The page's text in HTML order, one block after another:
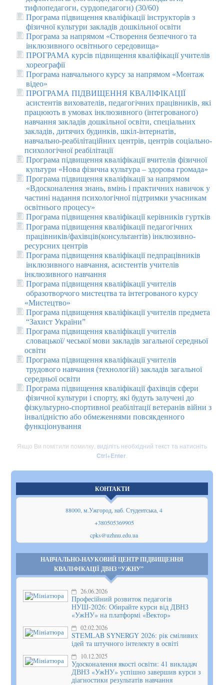
тифлопедагоги, сурдопедагоги) (30/60)
Програма підвищення кваліфікації інструкторів з
фізичної культури закладів дошкільної освіти
Програма за напрямом «Створення безпечного та
інклюзивного освітнього середовища»
ПРОГРАМА курсів підвищення кваліфікації учителів
хореографії
Програма навчального курсу за напрямом «Монтаж
відео»
ПРОГРАМА ПІДВИЩЕННЯ КВАЛІФІКАЦІЇ
асистентів вихователів, педагогічних працівників, які
працюють в умовах інклюзивного (інтегрованого)
навчання закладів дошкільної освіти, спеціальних
закладів, дитячих будинків, шкіл-інтернатів,
навчально-реабілітаційних центрів, центрів соціально-
психологічної реабілітації
Програма підвищення кваліфікації вчителів фізичної
культури «Нова фізична культура – здорова громада»
Програма підвищення кваліфікації за напрямом
«Вдосконалення знань, вмінь і практичних навичок у
частині надання психологічної підтримки учасникам
освітнього процесу»
Програма підвищення кваліфікації керівників гуртків
Програма підвищення кваліфікації педагогічних
працівників/фахівців(консультантів) інклюзивно-
ресурсних центрів
Програма підвищення кваліфікації педпрацівників
інклюзивного навчання, асистентів учителів
інклюзивного навчання
Програма підвищення кваліфікації учителів
образотворчого мистецтва та інтегрованого курсу
«Мистецтво»
Програма підвищення кваліфікації учителів предмета
“Захист України”
Програма підвищення кваліфікації учителів
словацької/ чеської мови закладів загальної середньої
освіти
Програма підвищення кваліфікації учителів
трудового навчання (технологій) закладів загальної
середньої освіти
Програма підвищення кваліфікації фахівців сфери
фізичної культури і спорту, які будуть залучені до
фізкультурно-спортивної реабілітації ветеранів війни з
інвалідністю або обмеженнями повсякденного
функціонування
Якщо Ви помітили помилку, виділіть необхідний текст та натисніть
Ctrl+Enter
КОНТАКТИ
88000, м.Ужгород, наб. Студентська, 4
+380505369905
cpks@uzhnu.edu.ua
НАВЧАЛЬНО-НАУКОВИЙ ЦЕНТР ПІДВИЩЕННЯ
КВАЛІФІКАЦІЇ ДВНЗ “УЖНУ”
26.06.2026
Професійний розвиток педагогів
НУШ-2026: Обирайте курси від ДВНЗ
«УжНУ» на платформі «Вектор»
02.02.2026
STEMLAB SYNERGY 2026: рік сміливих
ідей та штучного інтелекту в освіті
10.12.2025
Удосконалення якості освіти: 41 викладач
ДВНЗ «УжНУ» успішно завершив курси з
діагностики результатів навчання